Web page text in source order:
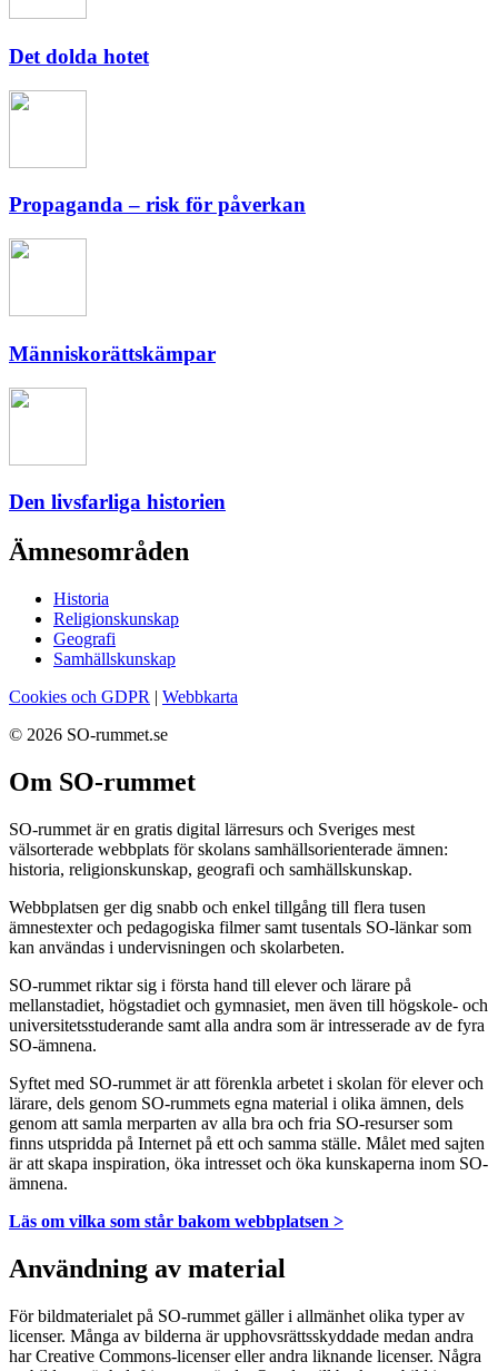
Det dolda hotet
Propaganda – risk för påverkan
Människorättskämpar
Den livsfarliga historien
Ämnesområden
Historia
Religionskunskap
Geografi
Samhällskunskap
Cookies och GDPR | Webbkarta
© 2026 SO-rummet.se
Om SO-rummet
SO-rummet är en gratis digital lärresurs och Sveriges mest
välsorterade webbplats för skolans samhällsorienterade ämnen:
historia, religionskunskap, geografi och samhällskunskap.
Webbplatsen ger dig snabb och enkel tillgång till flera tusen
ämnestexter och pedagogiska filmer samt tusentals SO-länkar som
kan användas i undervisningen och skolarbeten.
SO-rummet riktar sig i första hand till elever och lärare på
mellanstadiet, högstadiet och gymnasiet, men även till högskole- och
universitetsstuderande samt alla andra som är intresserade av de fyra
SO-ämnena.
Syftet med SO-rummet är att förenkla arbetet i skolan för elever och
lärare, dels genom SO-rummets egna material i olika ämnen, dels
genom att samla merparten av alla bra och fria SO-resurser som
finns utspridda på Internet på ett och samma ställe. Målet med sajten
är att skapa inspiration, öka intresset och öka kunskaperna inom SO-
ämnena.
Läs om vilka som står bakom webbplatsen >
Användning av material
För bildmaterialet på SO-rummet gäller i allmänhet olika typer av
licenser. Många av bilderna är upphovsrättsskyddade medan andra
har Creative Commons-licenser eller andra liknande licenser. Några